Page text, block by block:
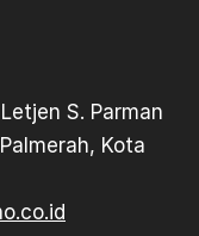
S. Parman
Kota